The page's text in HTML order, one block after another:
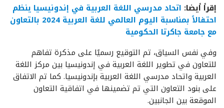
إقرأ أيضا: اتحاد مدرسي اللغة العربية في إندونيسيا ينظم
احتفالاً بمناسبة اليوم العالمي للغة العربية 2024 بالتعاون
مع جامعة جاكرتا الحكومية
وفي نفس السياق، تم التوقيع رسميًا على مذكرة تفاهم
للتعاون في تطوير اللغة العربية في إندونيسيا بين مركز اللغة
العربية واتحاد مدرسي اللغة العربية بإندونيسيا. كما تم الاتفاق
على بنود التعاون التي تم تضمينها في اتفاقية التعاون
الموقعة بين الجانبين.